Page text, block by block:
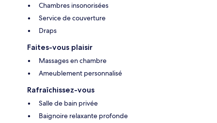
Chambres insonorisées
Service de couverture
Draps
Faites-vous plaisir
Massages en chambre
Ameublement personnalisé
Rafraîchissez-vous
Salle de bain privée
Baignoire relaxante profonde